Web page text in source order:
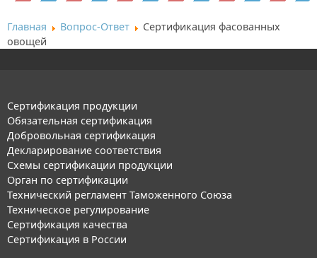
Главная Вопрос-Ответ
Сертификация фасованных
овощей
Сертификация продукции
Обязательная сертификация
Добровольная сертификация
Декларирование соответствия
Схемы сертификации продукции
Орган по сертификации
Технический регламент Таможенного Союза
Техническое регулирование
Сертификация качества
Сертификация в России